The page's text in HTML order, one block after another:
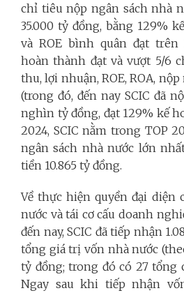
chỉ tiêu nộp ngân sách nhà
35.000 tỷ đồng, bằng 129%
và ROE bình quân đạt trên
hoàn thành đạt và vượt 5/6
thu, lợi nhuận, ROE, ROA,
(trong đó, đến nay SCIC đã
nghìn tỷ đồng, đạt 129% kế
2024, SCIC nằm trong TOP
ngân sách nhà nước lớn
tiền 10.865 tỷ đồng.
Về thực hiện quyền đại diện
nước và tái cơ cấu doanh
đến nay, SCIC đã tiếp nhận
tổng giá trị vốn nhà nước
tỷ đồng; trong đó có 27 tổng
Ngay sau khi tiếp nhận